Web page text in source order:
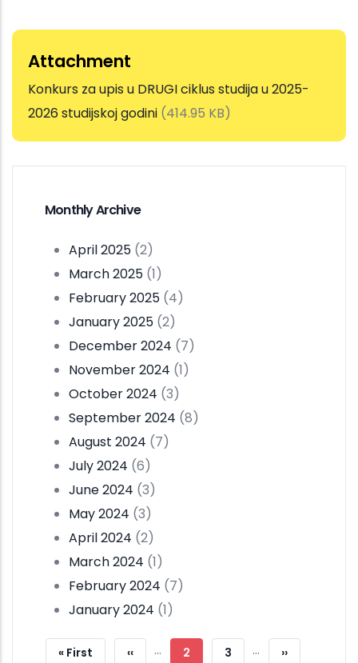
Attachment
Konkurs za upis u DRUGI ciklus studija u 2025-
2026 studijskoj godini (414.95 KB)
Monthly Archive
April 2025 (2)
March 2025 (1)
February 2025 (4)
January 2025 (2)
December 2024 (7)
November 2024 (1)
October 2024 (3)
September 2024 (8)
August 2024 (7)
July 2024 (6)
June 2024 (3)
May 2024 (3)
April 2024 (2)
March 2024 (1)
February 2024 (7)
January 2024 (1)
Pagination
First
« First
Previous
‹‹ …
Current
2 Page
3 …
Next
››